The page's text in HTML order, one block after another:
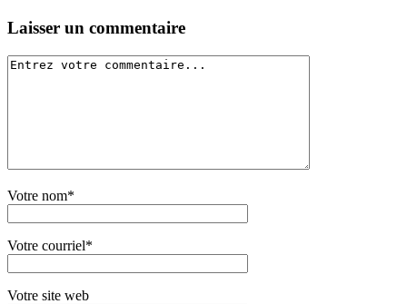
Laisser un commentaire
Votre nom*
Votre courriel*
Votre site web